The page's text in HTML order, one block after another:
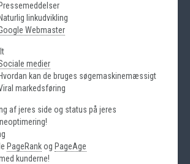
Pressemeddelser
Naturlig linkudvikling
Webmaster
medier
Hvordan kan de bruges søgemaskinemæssigt
markedsføring
af jeres side og status på jeres
PageRankog PageAge
kunderne!